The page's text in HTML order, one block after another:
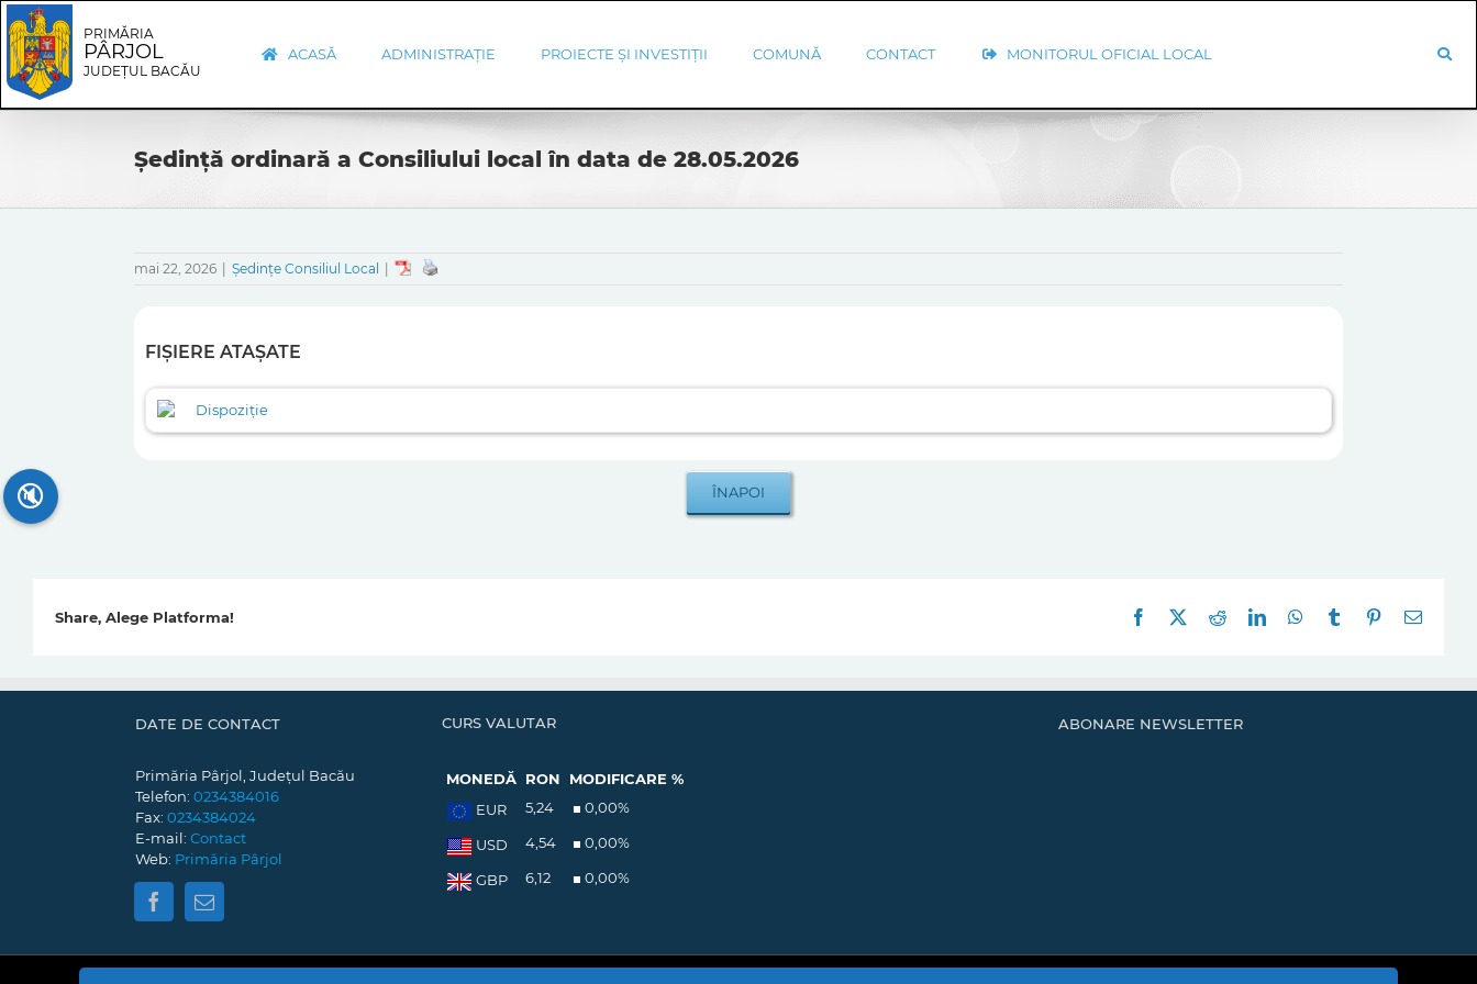
Skip
to
content
Skip
Navigation
PRIMĂRIA
PÂRJOL
JUDEȚUL BACĂU
ACASĂ ADMINISTRAȚIE PROIECTE ȘI INVESTIȚII COMUNĂ CONTACT MONITORUL OFICIAL LOCAL
Ședință ordinară a Consiliului local în data de 28.05.2026
mai 22, 2026 Ședințe Consiliul Local
FIȘIERE ATAȘATE
Dispoziție
Share, Alege Platforma! Facebook RedditLinkedInWhatsApp
Tumblr Pinterest
E-
DATE DE CONTACT
Primăria Pârjol, Județul Bacău
Telefon: 0234384016
Fax: 0234384024
E-mail: Contact
Web: Primăria Pârjol
CURS VALUTAR
MONEDĂ RON
MODIFICARE %
EUR
5,24 0,00%
USD 4,54 0,00%
GBP 6,12 0,00%
ABONARE NEWSLETTER
🔇